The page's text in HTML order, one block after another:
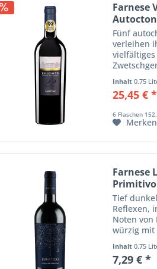
Farnese
Fünf
verleihen
vielfältiges
einer
samtigen
und...
Inhalt 0.75
25,45 € *
6 Flaschen
Merken
Farnese
Primitivo
Tief
Reflexen,
Noten von
würzig mit
Rosmarin
weich und
Inhalt 0.75
7,29 € *